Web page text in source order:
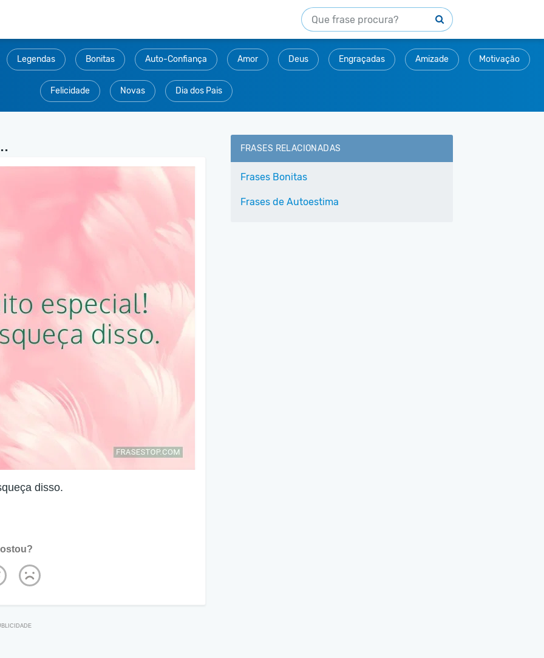
Legendas Bonitas Auto-Confiança Amor Deus Engraçadas Amizade Motivação
Felicidade Novas Dia dos Pais
disso.
FRASES RELACIONADAS
Frases Bonitas
Frases de Autoestima